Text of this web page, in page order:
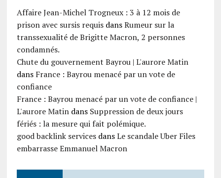
Affaire Jean-Michel Trogneux : 3 à 12 mois de
prison avec sursis requisdansRumeur sur la
transsexualité de Brigitte Macron, 2 personnes
condamnés.
Chute du gouvernement Bayrou | L'aurore Matin
dans France : Bayrou menacé par un vote de
confiance
France : Bayrou menacé par un vote de confiance |
L'aurore Matindans Suppression de deux jours
fériés : la mesure qui fait polémique.
good backlink servicesdansLe scandale Uber Files
embarrasse Emmanuel Macron